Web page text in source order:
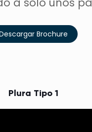
Brochure
Plura Tipo 1